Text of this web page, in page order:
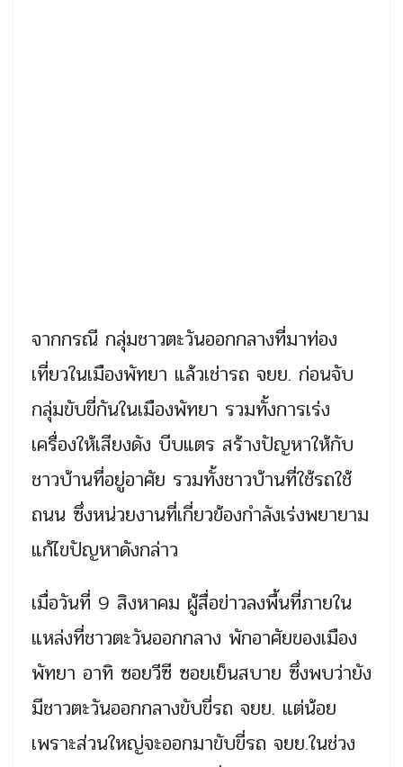
จากกรณี กลุ่มชาวตะวันออกกลางที่มาท่อง
เที่ยวในเมืองพัทยา แล้วเช่ารถ จยย. ก่อนจับ
กลุ่มขับขี่กันในเมืองพัทยา รวมทั้งการเร่ง
เครื่องให้เสียงดัง บีบแตร สร้างปัญหาให้กับ
ชาวบ้านที่อยู่อาศัย รวมทั้งชาวบ้านที่ใช้รถใช้
ถนน ซึ่งหน่วยงานที่เกี่ยวข้องกำลังเร่งพยายาม
แก้ไขปัญหาดังกล่าว
เมื่อวันที่ 9 สิงหาคม ผู้สื่อข่าวลงพื้นที่ภายใน
แหล่งที่ชาวตะวันออกกลาง พักอาศัยของเมือง
พัทยา อาทิ ซอยวีซี ซอยเย็นสบาย ซึ่งพบว่ายัง
มีชาวตะวันออกกลางขับขี่รถ จยย. แต่น้อย
เพราะส่วนใหญ่จะออกมาขับขี่รถ จยย.ในช่วง